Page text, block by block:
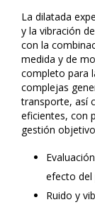
La dilatada
y la vibración
con la
medida y de
completo para
complejas
transporte, así
eficientes, con
gestión
efecto del
Ruido y